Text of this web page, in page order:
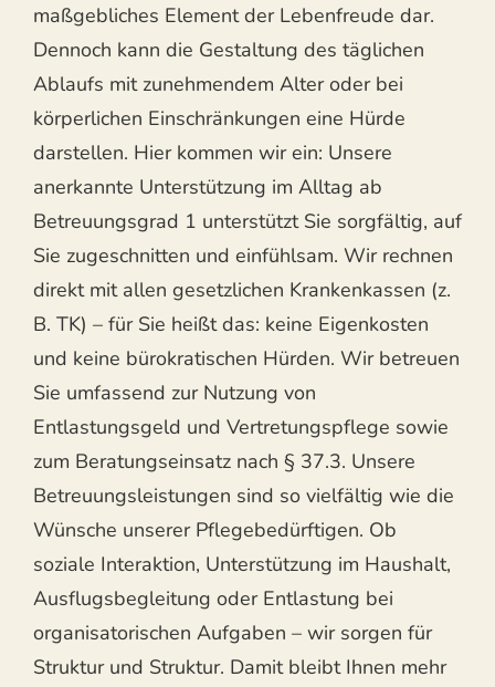
maßgebliches Element der Lebenfreude dar.
Dennoch kann die Gestaltung des täglichen
Ablaufs mit zunehmendem Alter oder bei
körperlichen Einschränkungen eine Hürde
darstellen. Hier kommen wir ein: Unsere
anerkannte Unterstützung im Alltag ab
Betreuungsgrad 1 unterstützt Sie sorgfältig, auf
Sie zugeschnitten und einfühlsam. Wir rechnen
direkt mit allen gesetzlichen Krankenkassen (z.
B. TK) – für Sie heißt das: keine Eigenkosten
und keine bürokratischen Hürden. Wir betreuen
Sie umfassend zur Nutzung von
Entlastungsgeld und Vertretungspflege sowie
zum Beratungseinsatz nach § 37.3. Unsere
Betreuungsleistungen sind so vielfältig wie die
Wünsche unserer Pflegebedürftigen. Ob
soziale Interaktion, Unterstützung im Haushalt,
Ausflugsbegleitung oder Entlastung bei
organisatorischen Aufgaben – wir sorgen für
Struktur und Struktur. Damit bleibt Ihnen mehr